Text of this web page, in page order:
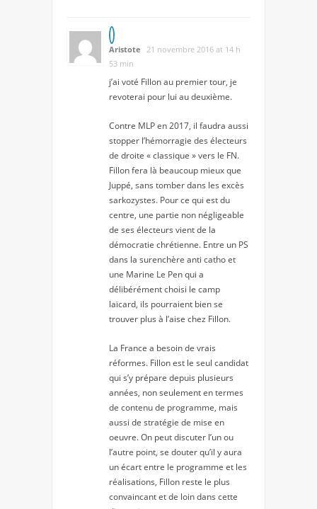
Aristote 21 novembre 2016 at 14 h
53 min
j’ai voté Fillon au premier tour, je
revoterai pour lui au deuxième.
Contre MLP en 2017, il faudra aussi
stopper l’hémorragie des électeurs
de droite « classique » vers le FN.
Fillon fera là beaucoup mieux que
Juppé, sans tomber dans les excès
sarkozystes. Pour ce qui est du
centre, une partie non négligeable
de ses électeurs vient de la
démocratie chrétienne. Entre un PS
dans la surenchère anti catho et
une Marine Le Pen qui a
délibérément choisi le camp
laïcard, ils pourraient bien se
trouver plus à l’aise chez Fillon.
La France a besoin de vrais
réformes. Fillon est le seul candidat
qui s’y prépare depuis plusieurs
années, non seulement en termes
de contenu de programme, mais
aussi de stratégie de mise en
oeuvre. On peut discuter l’un ou
l’autre point, se douter qu’il y aura
un écart entre le programme et les
réalisations, Fillon reste le plus
convaincant et de loin dans cette